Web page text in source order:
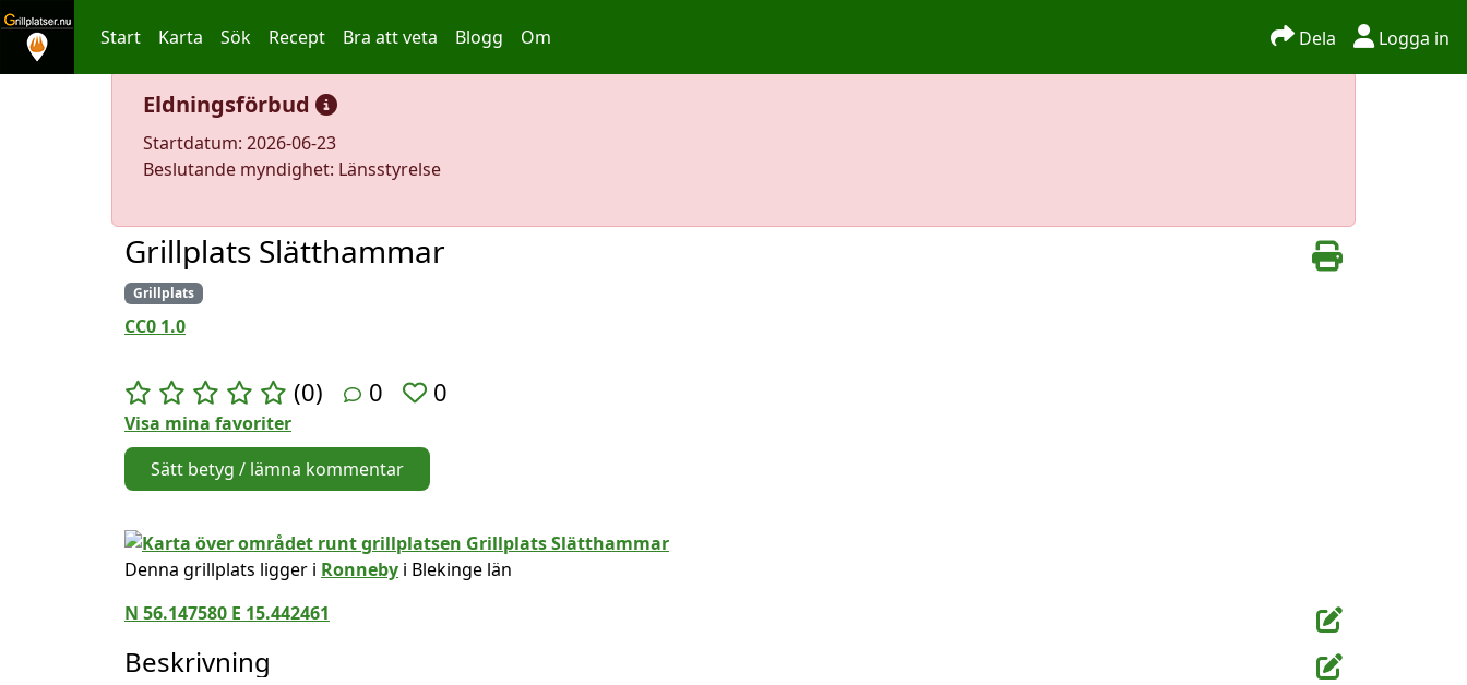
Start Karta Sök Recept Bra att veta Blogg Om Dela Logga in
Eldningsförbud
Startdatum: 2026-06-23
Beslutande myndighet: Länsstyrelse
Grillplats Slätthammar
Grillplats
CC0 1.0
(0) 0 0
Visa mina favoriter
Sätt betyg / lämna kommentar
Denna grillplats ligger i Ronneby i Blekinge län
N 56.147580 E 15.442461
Beskrivning